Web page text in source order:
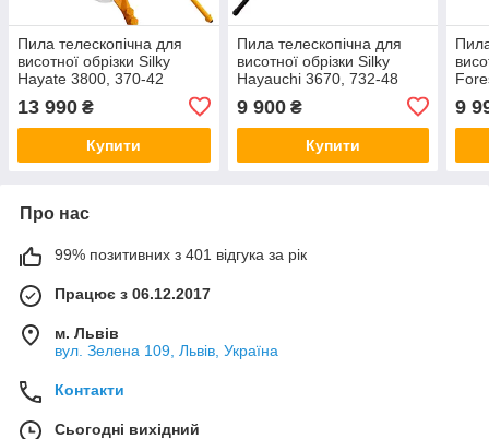
Пила телескопічна для
висотної обрізки Silky
Hayate 3800, 370-42
13 990 ₴
Купити
Пила телескопічна для
висотної обрізки Silky
Hayauchi 3670, 732-48
9 900₴
Купити
9
Про нас
99% позитивних з 401 відгука за рік
Працює з 06.12.2017
м. Львів
вул. Зелена 109, Львів, Україна
Контакти
Сьогодні вихідний